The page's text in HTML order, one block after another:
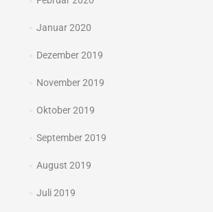
Januar 2020
Dezember 2019
November 2019
Oktober 2019
September 2019
August 2019
Juli 2019